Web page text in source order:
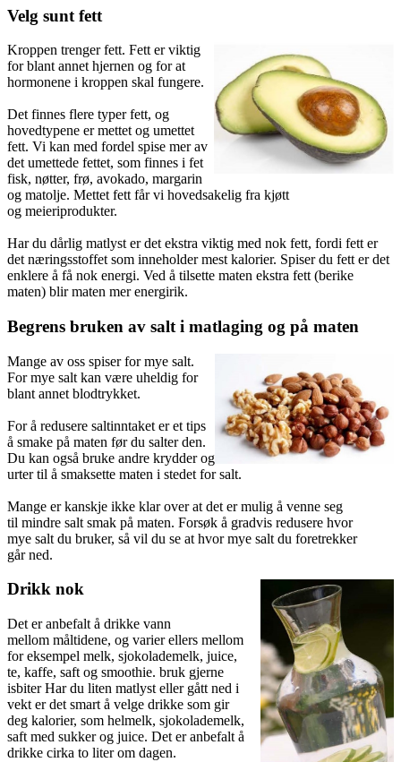
Velg sunt fett
Kroppen trenger fett. Fett er viktig
for blant annet hjernen og for at
hormonene i kroppen skal fungere.
Det finnes flere typer fett, og
hovedtypene er mettet og umettet
fett. Vi kan med fordel spise mer av
det umettede fettet, som finnes i fet
fisk, nøtter, frø, avokado, margarin
og matolje. Mettet fett får vi hovedsakelig fra kjøtt
og meieriprodukter.
Har du dårlig matlyst er det ekstra viktig med nok fett, fordi fett er
det næringsstoffet som inneholder mest kalorier. Spiser du fett er det
enklere å få nok energi. Ved å tilsette maten ekstra fett (berike
maten) blir maten mer energirik.
Begrens bruken av salt i matlaging og på maten
Mange av oss spiser for mye salt.
For mye salt kan være uheldig for
blant annet blodtrykket.
For å redusere saltinntaket er et tips
å smake på maten før du salter den.
Du kan også bruke andre krydder og
urter til å smaksette maten i stedet for salt.
Mange er kanskje ikke klar over at det er mulig å venne seg
til mindre salt smak på maten. Forsøk å gradvis redusere hvor
mye salt du bruker, så vil du se at hvor mye salt du foretrekker
går ned.
Drikk nok
Det er anbefalt å drikke vann
mellom måltidene, og varier ellers mellom
for eksempel melk, sjokolademelk, juice,
te, kaffe, saft og smoothie. bruk gjerne
isbiter Har du liten matlyst eller gått ned i
vekt er det smart å velge drikke som gir
deg kalorier, som helmelk, sjokolademelk,
saft med sukker og juice. Det er anbefalt å
drikke cirka to liter om dagen.